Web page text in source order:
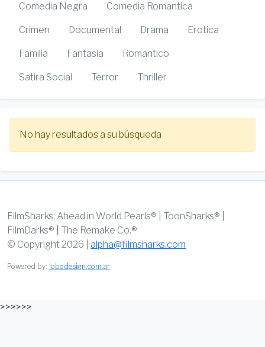
Comedia Negra Comedia Romantica
Crimen Documental Drama Erotica
Familia Fantasia Romantico
Satira Social Terror Thriller
No hay resultados a su búsqueda
FilmSharks: Ahead in World Pearls® | ToonSharks® |
FilmDarks® | The Remake Co.®
© Copyright 2026 | alpha@filmsharks.com
Powered by: lobodesign.com.ar
>>>>>>